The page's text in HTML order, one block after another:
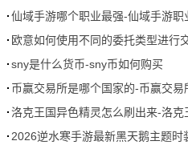
仙域手游哪个职业最强-仙域手游职
欧意如何使用不同的委托类型进行
教程
sny是什么货币-sny币如何购买
币赢交易所是哪个国家的-币赢交易
洛克王国异色精灵怎么刷出来-洛
2026逆水寒手游最新黑天鹅主题